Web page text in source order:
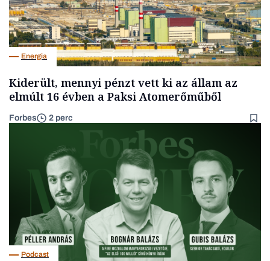
Energia
Kiderült, mennyi pénzt vett ki az állam az
elmúlt 16 évben a Paksi Atomerőműből
Forbes 2 perc
Podcast